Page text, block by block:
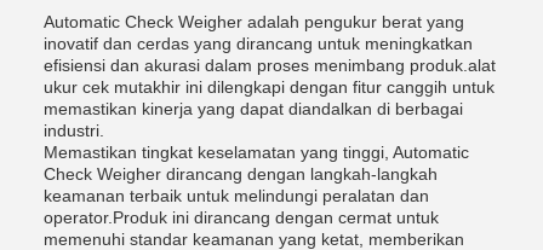
Automatic Check Weigher adalah pengukur berat yang
inovatif dan cerdas yang dirancang untuk meningkatkan
efisiensi dan akurasi dalam proses menimbang produk.alat
ukur cek mutakhir ini dilengkapi dengan fitur canggih untuk
memastikan kinerja yang dapat diandalkan di berbagai
industri.
Memastikan tingkat keselamatan yang tinggi, Automatic
Check Weigher dirancang dengan langkah-langkah
keamanan terbaik untuk melindungi peralatan dan
operator.Produk ini dirancang dengan cermat untuk
memenuhi standar keamanan yang ketat, memberikan